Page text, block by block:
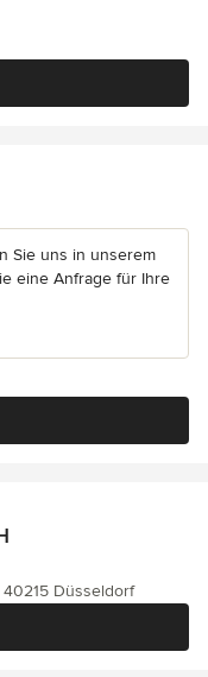
Sie uns in unserem
eine Anfrage für Ihre
Düsseldorf